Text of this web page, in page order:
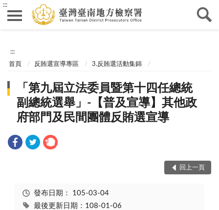
:::
:::
首頁 反賄選宣導專區 3.反賄選活動集錦
「第九屆立法委員暨第十四任總統
副總統選舉」-【普及宣導】其他政
府部門及民間團體反賄選宣導
回上一頁
發布日期： 105-03-04
最後更新日期：108-01-06